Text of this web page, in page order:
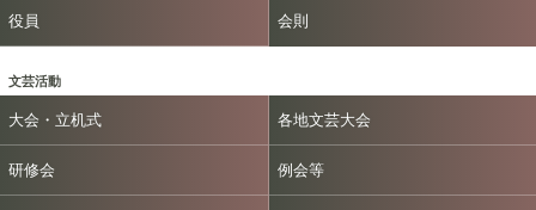
役員 会則
文芸活動
大会・立机式 各地文芸大会
研修会 例会等